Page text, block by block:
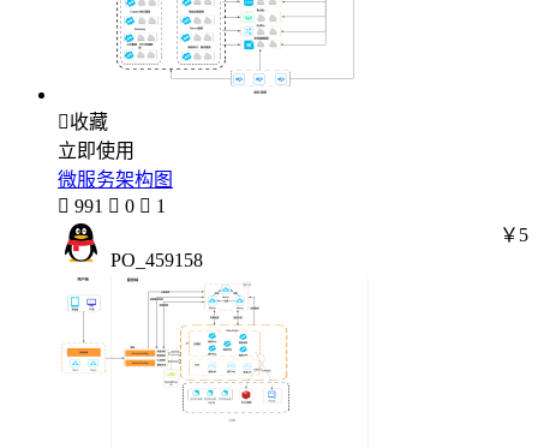
收藏
立即使用
微服务架构图
 991  0  1
PO_459158
￥5